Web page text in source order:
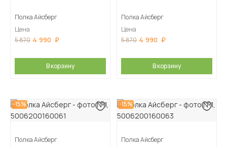
Полка Айсберг
Цена
5 870 4 990
В корзину
Полка Айсберг
Цена
5 870 4 990
В корзину
-15%
Полка Айсберг
-15%
Полка Айсберг